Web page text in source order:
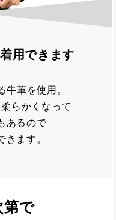
用できます
牛革を使用。
らかくなって
あるので
きます。
第で